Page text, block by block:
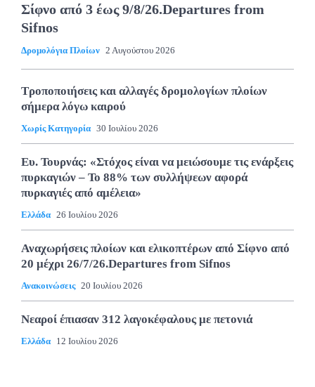
Σίφνο από 3 έως 9/8/26.Departures from
Sifnos
Δρομολόγια Πλοίων 2 Αυγούστου 2026
Τροποποιήσεις και αλλαγές δρομολογίων πλοίων
σήμερα λόγω καιρού
Χωρίς Κατηγορία 30 Ιουλίου 2026
Ευ. Τουρνάς: «Στόχος είναι να μειώσουμε τις ενάρξεις
πυρκαγιών – Το 88% των συλλήψεων αφορά
πυρκαγιές από αμέλεια»
Ελλάδα 26 Ιουλίου 2026
Αναχωρήσεις πλοίων και ελικοπτέρων από Σίφνο από
20 μέχρι 26/7/26.Departures from Sifnos
Ανακοινώσεις 20 Ιουλίου 2026
Νεαροί έπιασαν 312 λαγοκέφαλους με πετονιά
Ελλάδα 12 Ιουλίου 2026